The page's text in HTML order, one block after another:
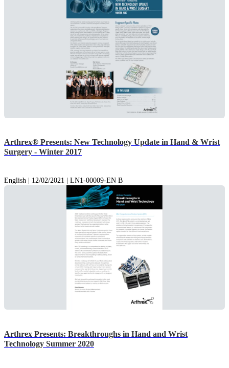
Arthrex® Presents: New Technology Update in Hand & Wrist
Surgery - Winter 2017
English | 12/02/2021 | LN1-00009-EN B
Arthrex Presents: Breakthroughs in Hand and Wrist
Technology Summer 2020